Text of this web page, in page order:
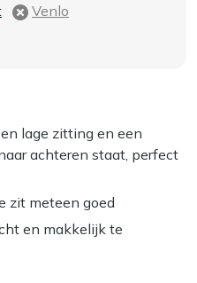
Venlo
lage zitting en een
achteren staat, perfect
zit meteen goed
en makkelijk te